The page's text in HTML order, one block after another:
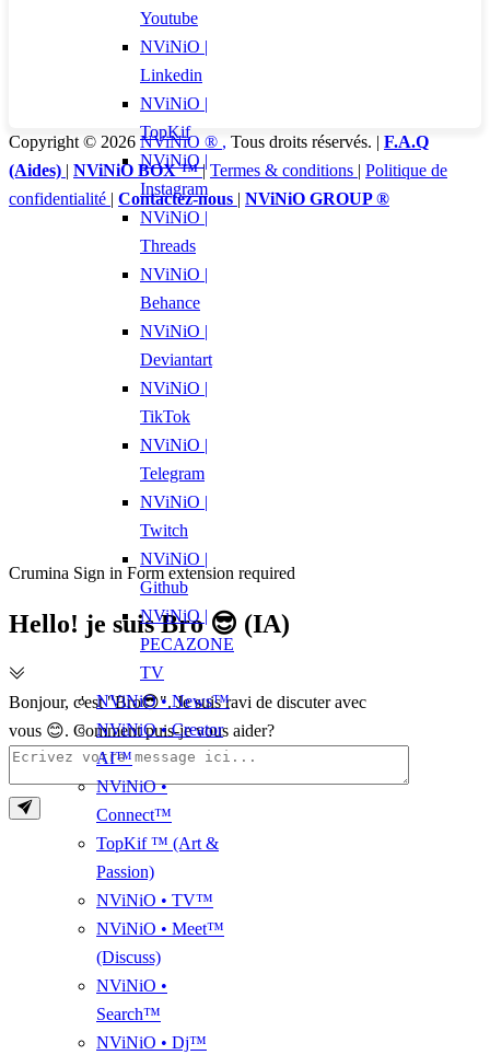
Copyright © 2026 NViNiO ® , Tous droits réservés. | F.A.Q
(Aides) | NViNiO BOX ™|Termes & conditions | Politique de
confidentialité | Contactez-nous | NViNiO GROUP ®
Crumina Sign in Form extension required
Hello! je suis Bro 😎 (IA)
Bonjour, c'est "Bro😎". Je suis ravi de discuter avec
vous 😊. Comment puis-je vous aider?
Youtube
NViNiO |
Linkedin
NViNiO |
TopKif
NViNiO |
Instagram
NViNiO |
Threads
NViNiO |
Behance
NViNiO |
Deviantart
NViNiO |
TikTok
NViNiO |
Telegram
NViNiO |
Twitch
NViNiO |
Github
NViNiO |
PECAZONE
TV
NViNiO • News™
NViNiO • Creator
AI™
NViNiO •
Connect™
TopKif ™ (Art &
Passion)
NViNiO • TV™
NViNiO • Meet™
(Discuss)
NViNiO •
Search™
NViNiO • Dj™